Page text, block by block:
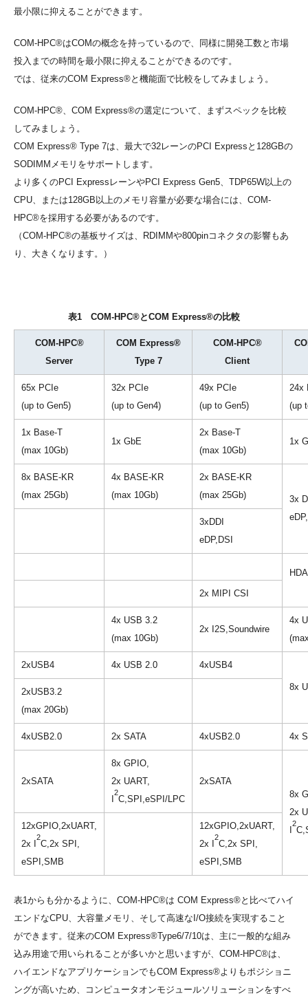
最小限に抑えることができます。
COM-HPC®はCOMの概念を持っているので、同様に開発工数と市場
投入までの時間を最小限に抑えることができるのです。
では、従来のCOM Express®と機能面で比較をしてみましょう。
COM-HPC®、COM Express®の選定について、まずスペックを比較
してみましょう。
COM Express® Type 7は、最大で32レーンのPCI Expressと128GBの
SODIMMメモリをサポートします。
より多くのPCI ExpressレーンやPCI Express Gen5、TDP65W以上の
CPU、または128GB以上のメモリ容量が必要な場合には、COM-
HPC®を採用する必要があるのです。
（COM-HPC®の基板サイズは、RDIMMや800pinコネクタの影響もあ
り、大きくなります。）
表1 COM-HPC®とCOM Express®の比較
COM-HPC®
Server
COM Express®
Type 7
COM-HPC®
Client
65x PCIe
(up to Gen5)
32x PCIe
(up to Gen4)
49x PCIe
(up to Gen5)
24x
(up
1x Base-T
(max 10Gb)
1x GbE
2x Base-T
(max 10Gb)
1x
8x BASE-KR
(max 25Gb)
4x BASE-KR
(max 10Gb)
2x BASE-KR
(max 25Gb)
3x
3xDDI
eDP,DSI
HDA
2x MIPI CSI
4x USB 3.2
(max 10Gb)
2x I2S,Soundwire
4x
2xUSB4 4x USB 2.0 4xUSB4
8x
2xUSB3.2
(max 20Gb)
4xUSB2.0 2x SATA 4xUSB2.0 4x
2xSATA
8x GPIO,
2x UART,
2
C,SPI,eSPI/LPC
2xSATA
8x
2x
2
12xGPIO,2xUART,
2x I
2
C,2x SPI,
eSPI,SMB
12xGPIO,2xUART,
2x I
2
C,2x SPI,
eSPI,SMB
表1からも分かるように、COM-HPC®は COM Express®と比べてハイ
エンドなCPU、大容量メモリ、そして高速なI/O接続を実現すること
ができます。従来のCOM Express®Type6/7/10は、主に一般的な組み
込み用途で用いられることが多いかと思いますが、COM-HPC®は、
ハイエンドなアプリケーションでもCOM Express®よりもポジショニ
ングが高いため、コンピュータオンモジュールソリューションをすべ